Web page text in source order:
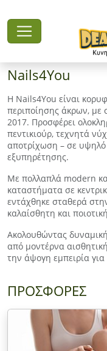
Nails4You
Η Nails4You είναι
περιποίησης άκρων,
2017. Προσφέρει
πεντικιούρ, τεχνητά
αποτρίχωση – σε υψηλό
εξυπηρέτησης.
Με πολλαπλά modern
καταστήματα σε
εντάχθηκε σταθερά
καλαίσθητη και
Ακολουθώντας
από μοντέρνα
την άψογη εμπειρία
ΠΡΟΣΦΟΡΕΣ